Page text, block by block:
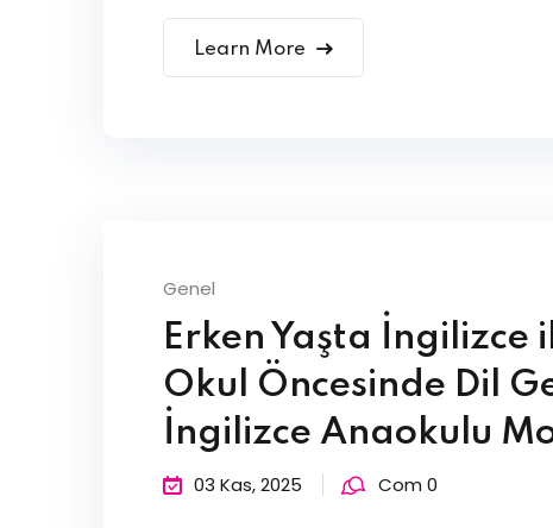
Learn More
Genel
Erken Yaşta İngilizce
Okul Öncesinde Dil
İngilizce Anaokulu
03 Kas, 2025 Com 0